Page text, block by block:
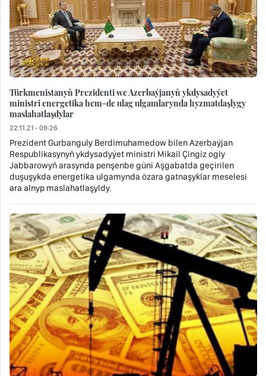
Türkmenistanyň Prezidenti we Azerbaýjanyň ykdysadyýet
ministri energetika hem-de ulag ulgamlarynda hyzmatdaşlygy
maslahatlaşdylar
22.11.21 - 09:26
Prezident Gurbanguly Berdimuhamedow bilen Azerbaýjan
Respublikasynyň ykdysadyýet ministri Mikail Çingiz ogly
Jabbarowyň arasynda penşenbe güni Aşgabatda geçirilen
duşuşykda energetika ulgamynda özara gatnaşyklar meselesi
ara alnyp maslahatlaşyldy.